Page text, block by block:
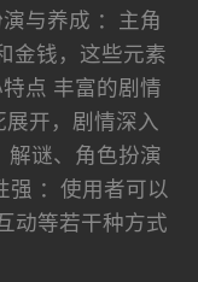
与养成 ：主角
金钱，这些元素
点 丰富的剧情
开，剧情深入
解谜、角色扮演
强 ：使用者可以
动等若干种方式